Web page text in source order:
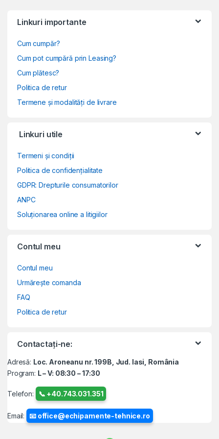
Linkuri importante
Cum cumpăr?
Cum pot cumpără prin Leasing?
Cum plătesc?
Politica de retur
Termene și modalități de livrare
Linkuri utile
Termeni și condiții
Politica de confidențialitate
GDPR: Drepturile consumatorilor
ANPC
Soluționarea online a litigiilor
Contul meu
Contul meu
Urmărește comanda
FAQ
Politica de retur
Contactați-ne:
Adresă: Loc. Aroneanu nr. 199B, Jud. Iasi, România
Program: L – V: 08:30 – 17:30
Telefon: 📞 +40.743.031.351
Email: 📧 office@echipamente-tehnice.ro